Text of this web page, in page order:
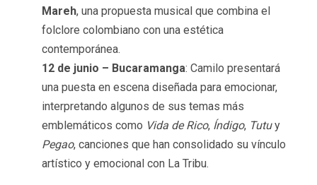
Mareh, una propuesta musical que combina el
folclore colombiano con una estética
contemporánea.
12 de junio – Bucaramanga: Camilo presentará
una puesta en escena diseñada para emocionar,
interpretando algunos de sus temas más
emblemáticos como Vida de Rico, Índigo, Tutuy
Pegao, canciones que han consolidado su vínculo
artístico y emocional con La Tribu.